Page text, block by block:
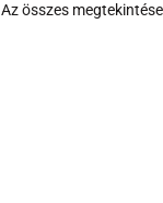
Az összes megtekintése